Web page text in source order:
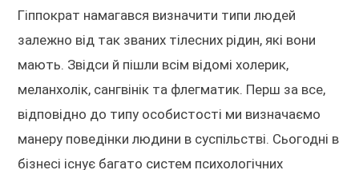
Гіппократ намагався визначити типи людей
залежно від так званих тілесних рідин, які вони
мають. Звідси й пішли всім відомі холерик,
меланхолік, сангвінік та флегматик. Перш за все,
відповідно до типу особистості ми визначаємо
манеру поведінки людини в суспільстві. Сьогодні в
бізнесі існує багато систем психологічних